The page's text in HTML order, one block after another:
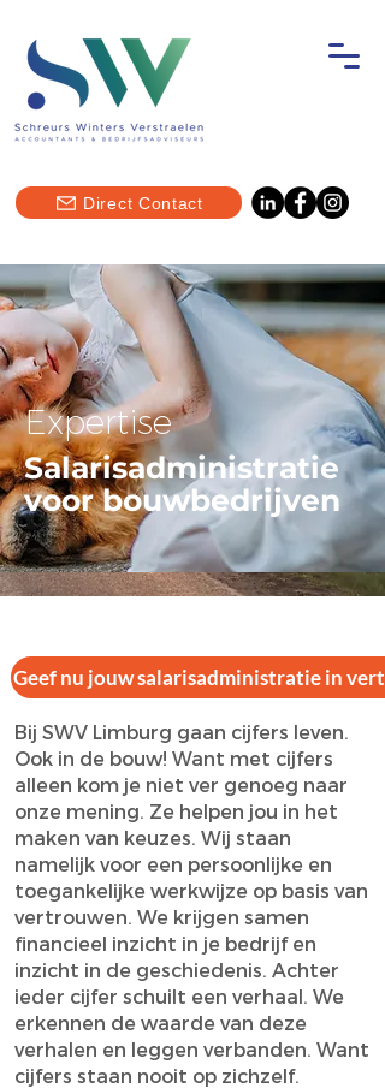
Direct Contact
Expertise
Salarisadministratie
voor bouwbedrijven
Geef nu jouw salarisadministratie in
Bij SWV Limburg gaan cijfers leven.
Ook in de bouw! Want met cijfers
alleen kom je niet ver genoeg naar
onze mening. Ze helpen jou in het
maken van keuzes. Wij staan
namelijk voor een persoonlijke en
toegankelijke werkwijze op basis van
vertrouwen. We krijgen samen
financieel inzicht in je bedrijf en
inzicht in de geschiedenis. Achter
ieder cijfer schuilt een verhaal. We
erkennen de waarde van deze
verhalen en leggen verbanden. Want
cijfers staan nooit op zichzelf.